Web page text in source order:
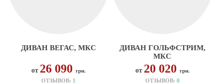
ДИВАН ВЕГАС, МКС
от 26 090 грн.
ОТЗЫВОВ: 1
ДИВАН ГОЛЬФСТРИМ,
МКС
от 20 020 грн.
ОТЗЫВОВ: 0